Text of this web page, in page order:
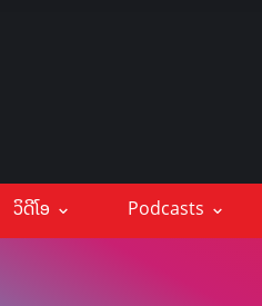
ວິດີໂອ Podcasts